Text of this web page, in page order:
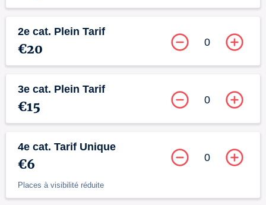
2e cat. Plein Tarif
€20 0
3e cat. Plein Tarif
€15 0
4e cat. Tarif Unique
€6
Places à visibilité réduite
0